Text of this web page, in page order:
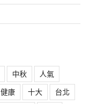
中秋
人氣
健康 十大
台北